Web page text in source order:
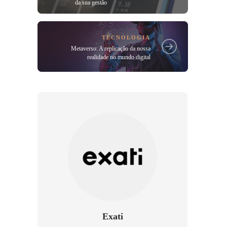
da sua gestão
TECNOLOGIA
Metaverso: A replicação da nossa
realidade no mundo digital
Exati